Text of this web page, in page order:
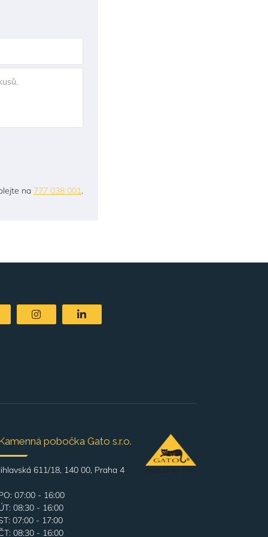
na 777 038 001.
pobočka Gato s.r.o.
611/18, 140 00, Praha 4
07:00 - 16:00
08:30 - 16:00
07:00 - 17:00
08:30 - 16:00